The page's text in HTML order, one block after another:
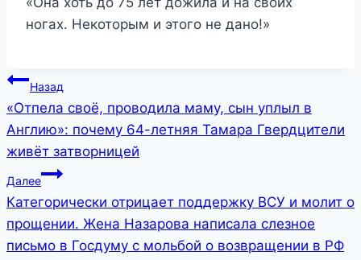
ногах. Некоторым и этого не дано!»
Навигация
по
записям
Назад
«Отпела своё, проводила маму, сын уплыл в
Англию»: почему 64-летняя Тамара Гвердцители
живёт затворницей
Далее
Категорически отрицает поддержку ВСУ и молит о
прощении. Жена Назарова написала слезное
письмо в Госдуму с мольбой о возвращении в РФ